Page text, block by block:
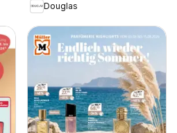
Douglas